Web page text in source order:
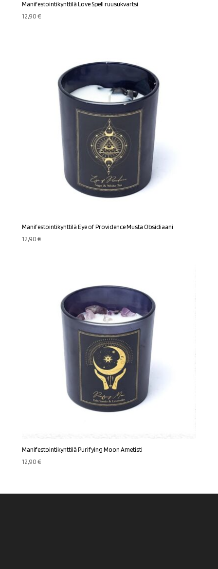
Manifestointikynttilä Love Spell ruusukvartsi
12,90€
Manifestointikynttilä Eye of Providence Musta Obsidiaani
12,90€
Manifestointikynttilä Purifying Moon Ametisti
12,90€